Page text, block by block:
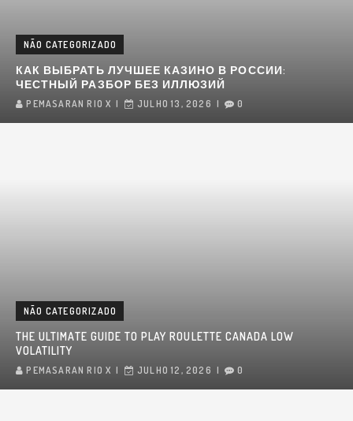
NÃO CATEGORIZADO
КАК ВЫБРАТЬ ЛУЧШЕЕ КАЗИНО В РОССИИ:
ЧЕСТНЫЙ РАЗБОР БЕЗ ИЛЛЮЗИЙ
PEMASARAN RIO X JULHO 13, 2026 0
NÃO CATEGORIZADO
THE ULTIMATE GUIDE TO PLAY ROULETTE CANADA LOW
VOLATILITY
PEMASARAN RIO X JULHO 12, 2026 0